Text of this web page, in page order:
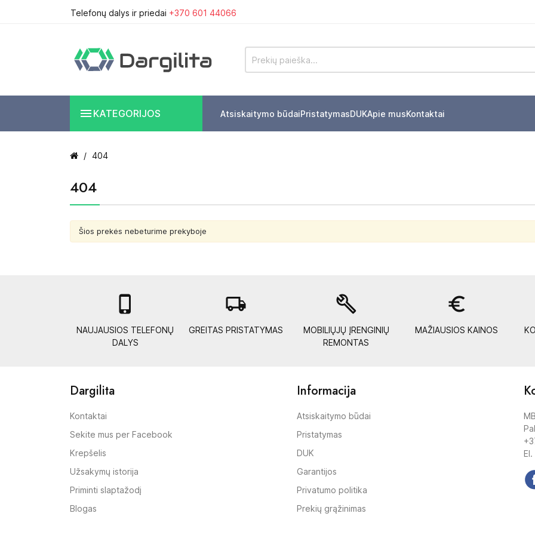
Telefonų dalys ir priedai +370 601 44066
 KATEGORIJOS Atsiskaitymo būdaiPristatymasDUKApie musKontaktai
404
404
Šios prekės nebeturime prekyboje

NAUJAUSIOS TELEFONŲ
DALYS
local_shipping
GREITAS PRISTATYMAS
build
MOBILIŲJŲ ĮRENGINIŲ
REMONTAS
euro_symbol
MAŽIAUSIOS KAINOS
Dargilita
Kontaktai
Sekite mus per Facebook
Krepšelis
Užsakymų istorija
Priminti slaptažodį
Blogas
Informacija
Atsiskaitymo būdai
Pristatymas
DUK
Garantijos
Privatumo politika
Prekių grąžinimas